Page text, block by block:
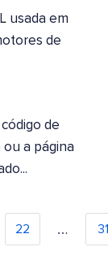
usada em
de
de
a página
22 … 31